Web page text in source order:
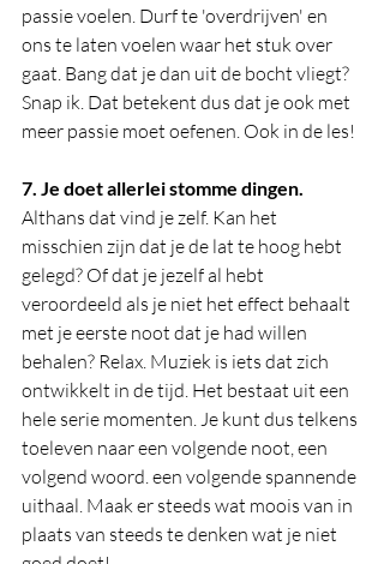
passie voelen. Durf te 'overdrijven' en
ons te laten voelen waar het stuk over
gaat. Bang dat je dan uit de bocht vliegt?
Snap ik. Dat betekent dus dat je ook met
meer passie moet oefenen. Ook in de les!
7. Je doet allerlei stomme dingen.
Althans dat vind je zelf. Kan het
misschien zijn dat je de lat te hoog hebt
gelegd? Of dat je jezelf al hebt
veroordeeld als je niet het effect behaalt
met je eerste noot dat je had willen
behalen? Relax. Muziek is iets dat zich
ontwikkelt in de tijd. Het bestaat uit een
hele serie momenten. Je kunt dus telkens
toeleven naar een volgende noot, een
volgend woord. een volgende spannende
uithaal. Maak er steeds wat moois van in
plaats van steeds te denken wat je niet